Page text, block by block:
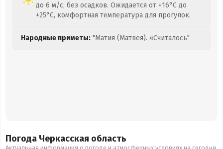
до 6 м/с, без осадков. Ожидается от +16°C до
+25°C, комфортная температура для прогулок.
Народные приметы: "Матия (Матвея). «Считалось"
Погода Черкасская область